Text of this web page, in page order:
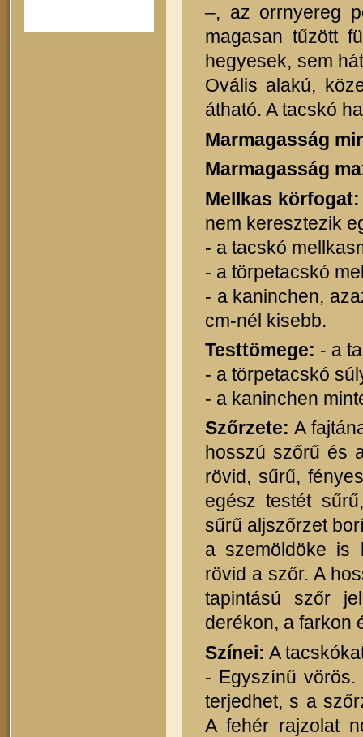
–, az orrnyereg
magasan tűzött
hegyesek, sem
Ovális alakú,
átható. A tacskó
Marmagasság
Marmagasság
Mellkas körfogat:
nem keresztezik
- a tacskó
- a törpetacskó
- a kaninchen,
cm-nél kisebb.
Testtömege: - a
- a törpetacskó
- a kaninchen
Szőrzete: A
hosszú szőrű és
rövid, sűrű,
egész testét
sűrű aljszőrzet
a szemöldöke is
rövid a szőr. A
tapintású szőr
derékon, a farkon
Színei: A
- Egyszínű
terjedhet, s a
A fehér rajzolat